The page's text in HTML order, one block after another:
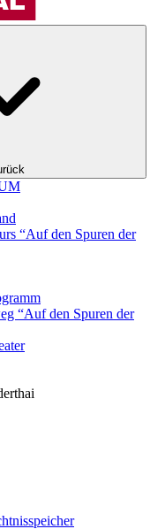
“Auf den Spuren der
“Auf den Spuren der